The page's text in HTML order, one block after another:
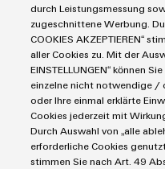
Abaled - Comando
illuminazione a LED
I morsetti per circuito
convincono nei sistemi
Supportano gli esperti
creazione di soluzioni a
durch Leistungsmessung
zugeschnittene Werbung.
COOKIES AKZEPTIEREN“
aller Cookies zu. Mit der
EINSTELLUNGEN“ können
einzelne nicht notwendige /
oder Ihre einmal erklärte
Cookies jederzeit mit
Durch Auswahl von „alle
erforderliche Cookies
stimmen Sie nach Art. 49